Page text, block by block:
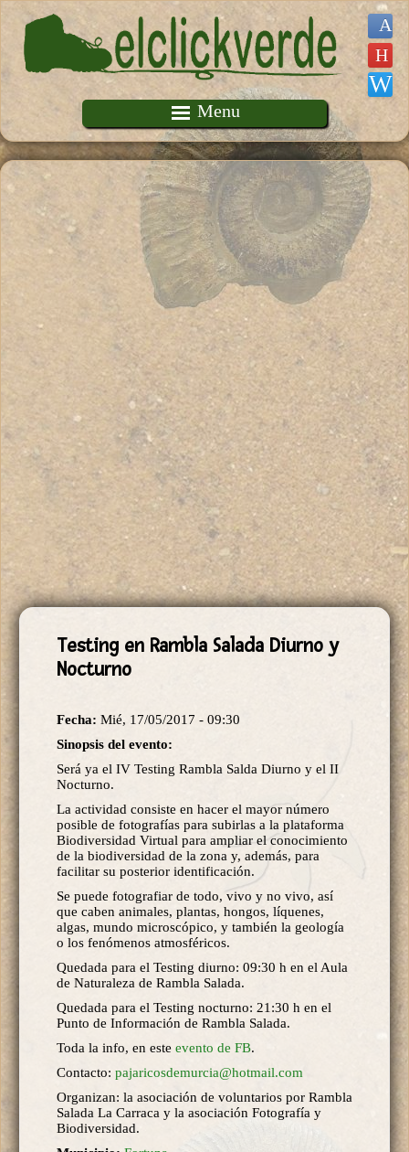
Pasar al contenido principal
Menu
Testing en Rambla Salada Diurno y
Nocturno
Fecha: Mié, 17/05/2017 - 09:30
Sinopsis del evento:
Será ya el IV Testing Rambla Salda Diurno y el II
Nocturno.
La actividad consiste en hacer el mayor número
posible de fotografías para subirlas a la plataforma
Biodiversidad Virtual para ampliar el conocimiento
de la biodiversidad de la zona y, además, para
facilitar su posterior identificación.
Se puede fotografiar de todo, vivo y no vivo, así
que caben animales, plantas, hongos, líquenes,
algas, mundo microscópico, y también la geología
o los fenómenos atmosféricos.
Quedada para el Testing diurno: 09:30 h en el Aula
de Naturaleza de Rambla Salada.
Quedada para el Testing nocturno: 21:30 h en el
Punto de Información de Rambla Salada.
Toda la info, en este evento de FB.
Contacto: pajaricosdemurcia@hotmail.com
Organizan: la asociación de voluntarios por Rambla
Salada La Carraca y la asociación Fotografía y
Biodiversidad.